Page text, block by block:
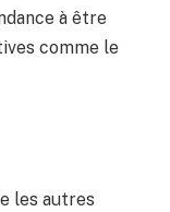
à être
comme le
les autres